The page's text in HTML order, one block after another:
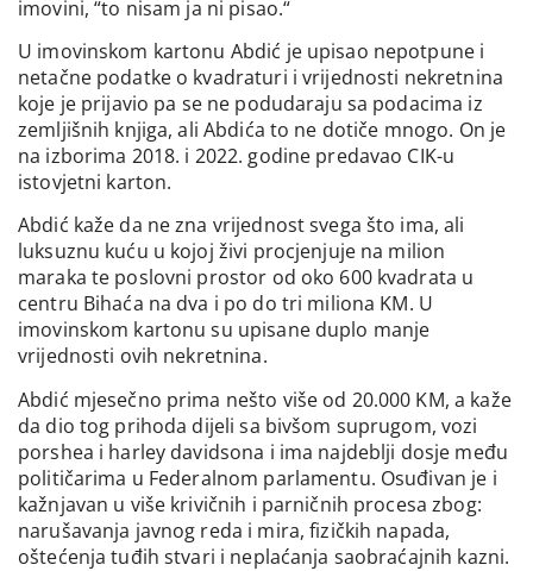
imovini, “to nisam ja ni pisao.“
U imovinskom kartonu Abdić je upisao nepotpune i
netačne podatke o kvadraturi i vrijednosti nekretnina
koje je prijavio pa se ne podudaraju sa podacima iz
zemljišnih knjiga, ali Abdića to ne dotiče mnogo. On je
na izborima 2018. i 2022. godine predavao CIK-u
istovjetni karton.
Abdić kaže da ne zna vrijednost svega što ima, ali
luksuznu kuću u kojoj živi procjenjuje na milion
maraka te poslovni prostor od oko 600 kvadrata u
centru Bihaća na dva i po do tri miliona KM. U
imovinskom kartonu su upisane duplo manje
vrijednosti ovih nekretnina.
Abdić mjesečno prima nešto više od 20.000 KM, a kaže
da dio tog prihoda dijeli sa bivšom suprugom, vozi
porshea i harley davidsona i ima najdeblji dosje među
političarima u Federalnom parlamentu. Osuđivan je i
kažnjavan u više krivičnih i parničnih procesa zbog:
narušavanja javnog reda i mira, fizičkih napada,
oštećenja tuđih stvari i neplaćanja saobraćajnih kazni.